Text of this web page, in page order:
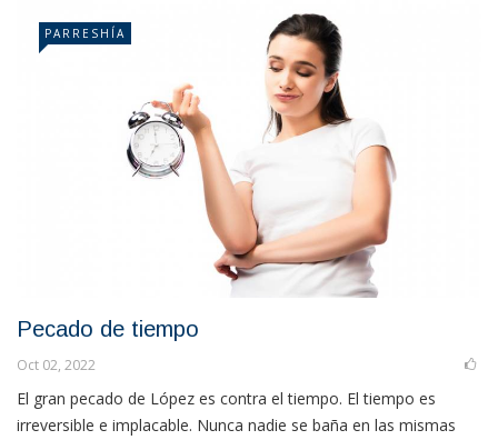
PARRESHÍA
Pecado de tiempo
Oct 02, 2022
El gran pecado de López es contra el tiempo. El tiempo es
irreversible e implacable. Nunca nadie se baña en las mismas